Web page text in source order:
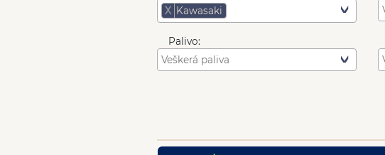
X Kawasaki
Palivo: